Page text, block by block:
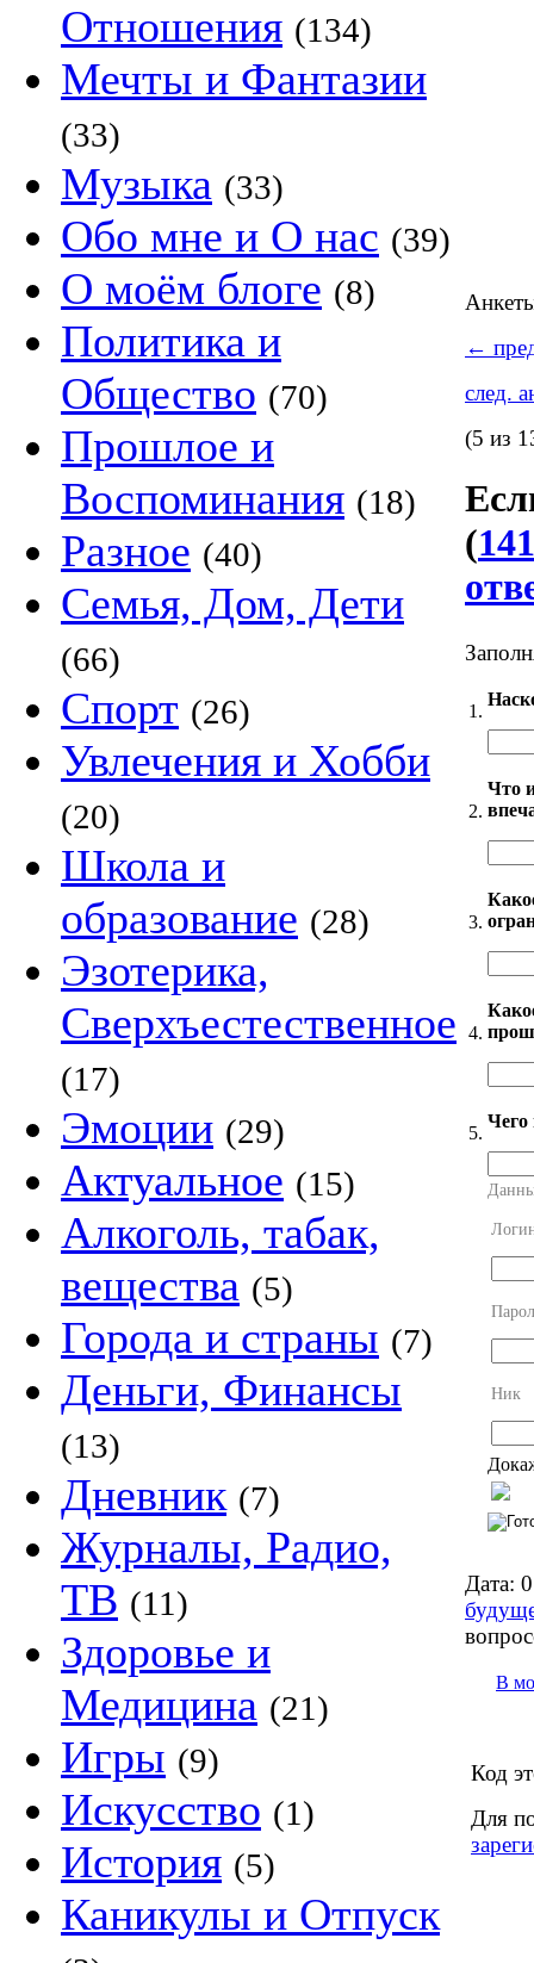
Отношения (134)
Мечты и Фантазии
(33)
Музыка (33)
Обо мне и О нас (39)
О моём блоге (8)
Политика и
Общество (70)
Прошлое и
Воспоминания (18)
Разное (40)
Семья, Дом, Дети
(66)
Спорт (26)
Увлечения и Хобби
(20)
Школа и
образование (28)
Эзотерика,
Сверхъестественное
(17)
Эмоции (29)
Актуальное (15)
Алкоголь, табак,
вещества (5)
Города и страны (7)
Деньги, Финансы
(13)
Дневник (7)
Журналы, Радио,
ТВ (11)
Здоровье и
Медицина (21)
Игры (9)
Искусство (1)
История (5)
Каникулы и Отпуск
←
след.
(5 из
(
1.
2.
Что
3.
4.
5.
Чего
Ник
Дата:
В
Код
Для